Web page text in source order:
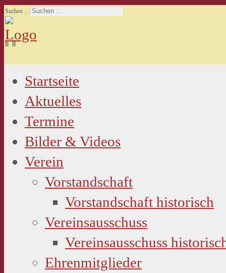
Suchen ...
Startseite
Aktuelles
Termine
Bilder & Videos
Verein
Vorstandschaft
Vorstandschaft historisch
Vereinsausschuss
Vereinsausschuss
Ehrenmitglieder